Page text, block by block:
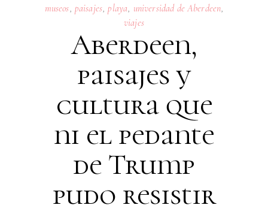
museos paisajes ,playa universidad de Aberdeen
viajes
Aberdeen,
paisajes y
cultura que
ni el pedante
de Trump
pudo resistir